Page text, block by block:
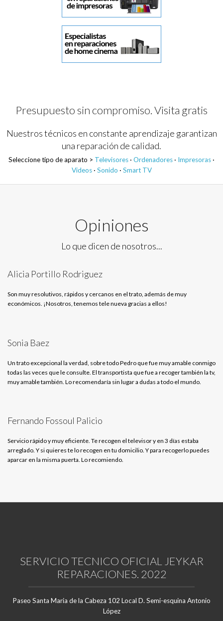
Presupuesto sin compromiso. Visita gratis
Nuestros técnicos en constante aprendizaje garantizan
una reparación de calidad.
Seleccione tipo de aparato > Televisores · Ordenadores · Impresoras ·
Videos· Sonido · Smart TV
Opiniones
Lo que dicen de nosotros...
Alicia Portillo Rodriguez
Son muy resolutivos, rápidos y cercanos en el trato, además de muy
económicos. ¡Nosotros, tenemos tele nueva gracias a ellos!
Sonia Baez
Un trato excepcional la verdad, sobre todo Pedro que fue muy amable conmigo
todas las veces que le consulte. El transportista que fue a recoger también la tv,
muy amable también. Lo recomendaría sin lugar a dudas a todo el mundo.
Fernando Fossoul Palicio
Servicio rápido y muy eficiente. Te recogen el televisor y en 3 días estaba
arreglado. Y si quieres te lo recogen en tu domicilio. Y para recogerlo puedes
aparcar en la misma puerta. Lo recomiendo.
SERVICIO TECNICO OFICIAL JEYKAR
REPARACIONES. 2022
Paseo Santa Maria de la Cabeza 102 Local D. Semi-esquina Antonio
López